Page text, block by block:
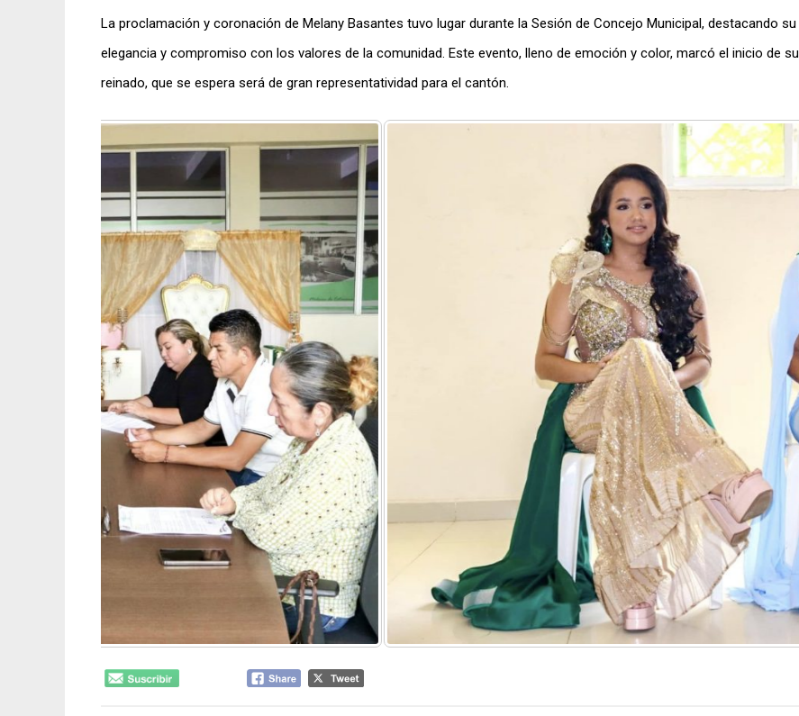
La proclamación y coronación de Melany Basantes tuvo lugar durante la Sesión de Concejo Municipal, destacando su
elegancia y compromiso con los valores de la comunidad. Este evento, lleno de emoción y color, marcó el inicio de su
reinado, que se espera será de gran representatividad para el cantón.